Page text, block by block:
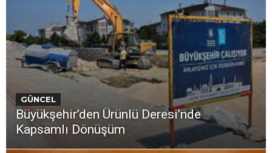
GÜNCEL
Büyükşehir’den Ürünlü Deresi’nde
Kapsamlı Dönüşüm